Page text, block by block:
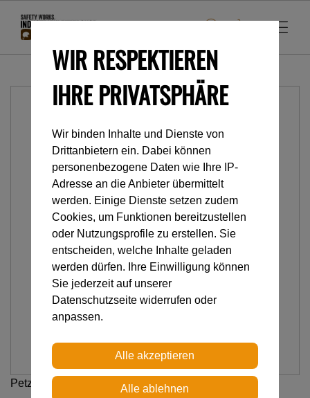
Petzl
WIR RESPEKTIEREN
IHRE PRIVATSPHÄRE
Wir binden Inhalte und Dienste von
Drittanbietern ein. Dabei können
personenbezogene Daten wie Ihre IP-
Adresse an die Anbieter übermittelt
werden. Einige Dienste setzen zudem
Cookies, um Funktionen bereitzustellen
oder Nutzungsprofile zu erstellen. Sie
entscheiden, welche Inhalte geladen
werden dürfen. Ihre Einwilligung können
Sie jederzeit auf unserer
Datenschutzseite widerrufen oder
anpassen.